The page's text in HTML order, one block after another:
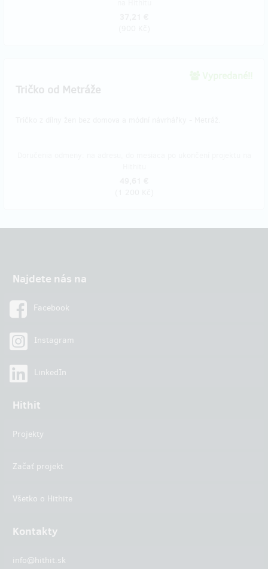
Tričko od Metráže
Najdete nás na
Facebook
Instagram
LinkedIn
Hithit
Projekty
Začať projekt
Všetko o Hithite
Kontakty
info@hithit.sk